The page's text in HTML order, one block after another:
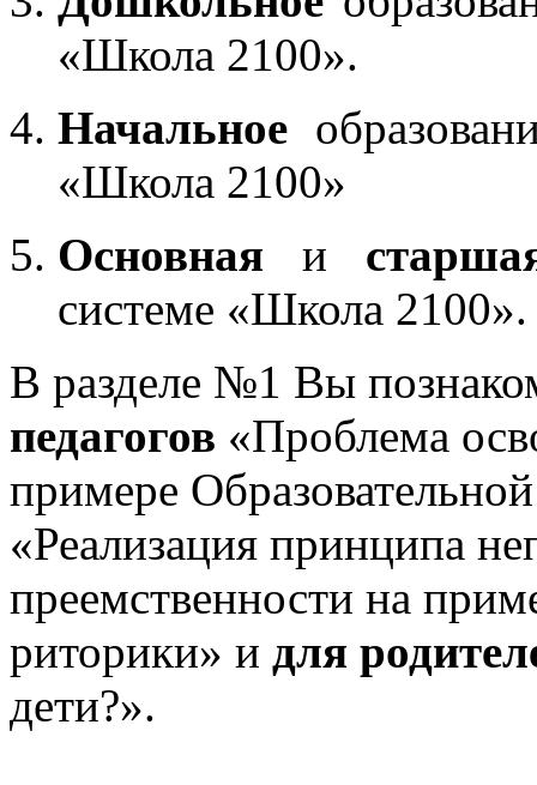
«Школа 2100».
Начальное
«Школа 2100»
Основная и
системе «Школа 2100».
В разделе №1 Вы
педагогов «Проблема
примере
«Реализация принципа
преемственности на
риторики» и для
дети?».